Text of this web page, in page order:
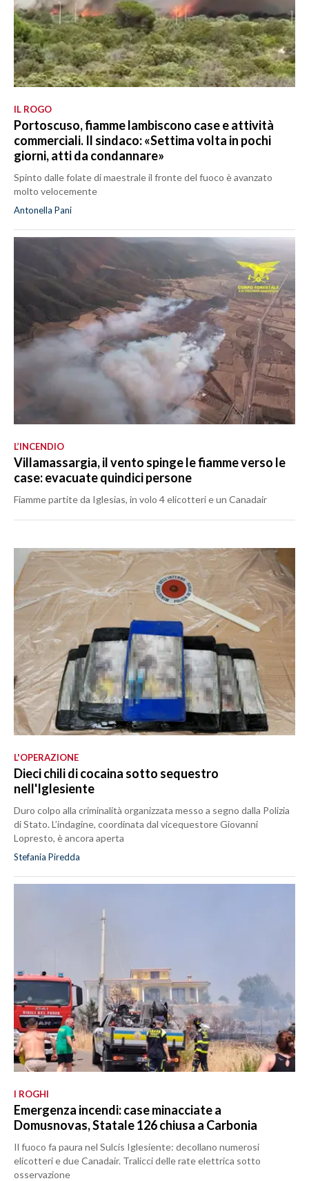
IL ROGO
Portoscuso, fiamme lambiscono case e attività
commerciali. Il sindaco: «Settima volta in pochi
giorni, atti da condannare»
Spinto dalle folate di maestrale il fronte del fuoco è avanzato
molto velocemente
Antonella Pani
L’INCENDIO
Villamassargia, il vento spinge le fiamme verso le
case: evacuate quindici persone
Fiamme partite da Iglesias, in volo 4 elicotteri e un Canadair
L'OPERAZIONE
Dieci chili di cocaina sotto sequestro
nell'Iglesiente
Duro colpo alla criminalità organizzata messo a segno dalla Polizia
di Stato. L’indagine, coordinata dal vicequestore Giovanni
Lopresto, è ancora aperta
Stefania Piredda
I ROGHI
Emergenza incendi: case minacciate a
Domusnovas, Statale 126 chiusa a Carbonia
Il fuoco fa paura nel Sulcis Iglesiente: decollano numerosi
elicotteri e due Canadair. Tralicci delle rate elettrica sotto
osservazione